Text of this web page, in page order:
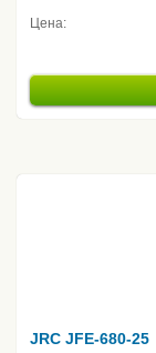
Цена:
JRC JFE-680-25